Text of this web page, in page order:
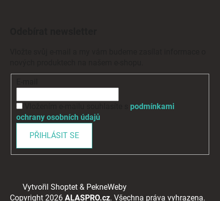
podmínkami
ochrany osobních údajů
PŘIHLÁSIT SE
Vytvořil Shoptet & PekneWeby
Copyright 2026 ALASPRO.cz. Všechna práva vyhrazena.